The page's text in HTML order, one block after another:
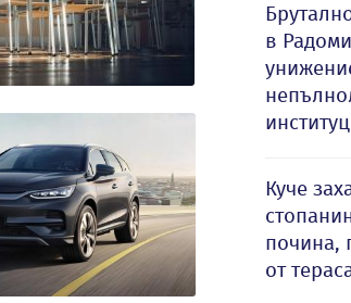
в
Куче
почина,
от